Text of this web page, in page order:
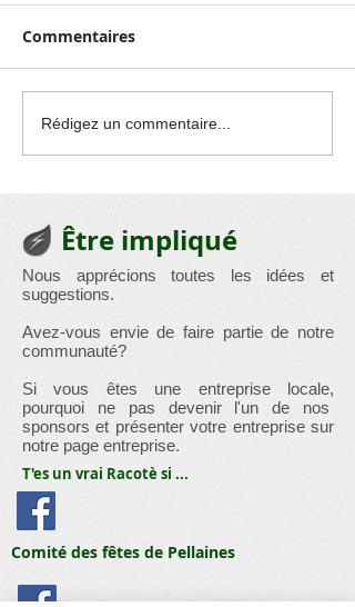
Exposition : Les
beautés révélées de
Commentaires
Rédigez un commentaire...
Être impliqué
Nous apprécions toutes les idées et
suggestions.
Avez-vous envie de faire partie de notre
communauté?
Si vous êtes une entreprise locale,
pourquoi ne pas devenir l'un de nos
sponsors et présenter votre entreprise sur
notre page entreprise.
T'es un vrai Racotè si ...
Comité des fêtes de Pellaines